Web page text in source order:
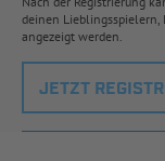
deinen Lieblingsspielern,
angezeigt werden.
JETZT